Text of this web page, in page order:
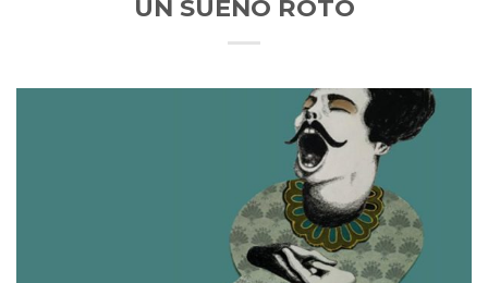
UN SUEÑO ROTO